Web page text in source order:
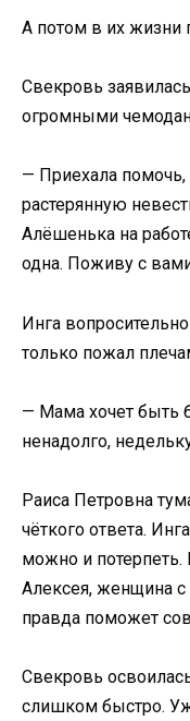
А потом в их жизни
Свекровь
огромными
— Приехала
растерянную
Алёшенька на
одна. Поживу с
Инга
только пожал
— Мама хочет быть
ненадолго,
Раиса Петровна
чёткого ответа.
можно и
Алексея, женщина
правда поможет
Свекровь
слишком быстро.